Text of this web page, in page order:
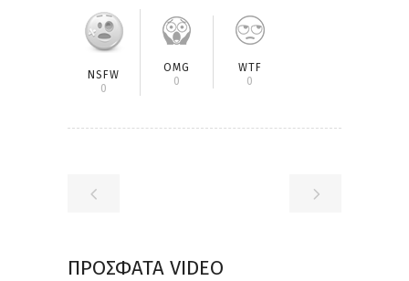
NSFW
0
OMG
0
WTF
0
ΠΡΌΣΦΑΤΑ VIDEO